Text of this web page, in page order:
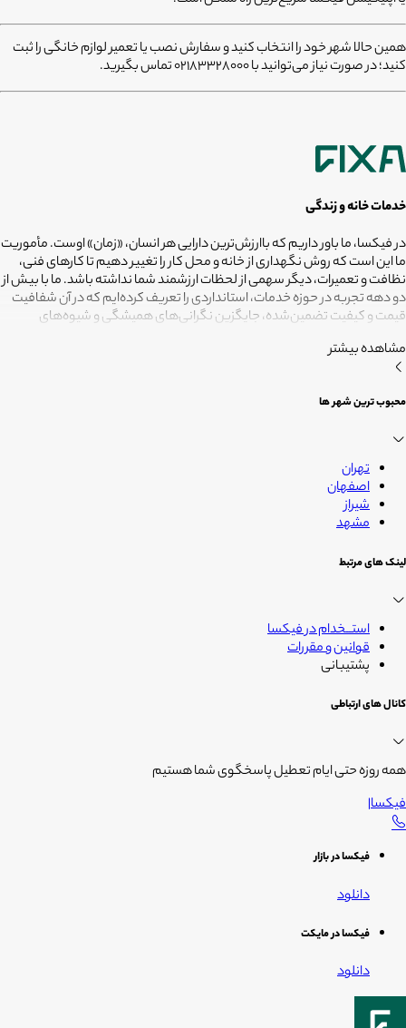
همین حالا شهر خود را انتخاب کنید و سفارش نصب یا تعمیر لوازم خانگی را ثبت
کنید؛ در صورت نیاز می‌توانید با 02183328000 تماس بگیرید.
خدمات خانه و زندگی
در فیکسا، ما باور داریم که باارزش‌ترین دارایی هر انسان، «زمان» اوست. مأموریت
ما این است که روش نگهداری از خانه و محل کار را تغییر دهیم تا کارهای فنی،
نظافت و تعمیرات، دیگر سهمی از لحظات ارزشمند شما نداشته باشد. ما با بیش از
دو دهه تجربه در حوزه خدمات، استانداردی را تعریف کرده‌ایم که در آن شفافیت
قیمت و کیفیت تضمین‌شده، جایگزین نگرانی‌های همیشگی و شیوه‌های
متخصصانی بسپاریم که از فیلترهای سخت‌گیرانه رد شده‌اند تا نتیجه نهایی،
دقیقاً همان فضای امن و بی‌دغدغه‌ای باشد که همیشه برای آرامش خود
آنکه شما فرصت بیشتری برای زندگی کردن داشته باشید؛ فیکسا، زمانی برای
مشاهده بیشتر
محبوب ترین شهر ها
تهران
اصفهان
شیراز
مشهد
لینک های مرتبط
استــخدام در فیکسا
قوانین و مقررات
پشتیبانی
کانال های ارتباطی
همه روزه حتی ایام تعطیل پاسخگوی شما هستیم
فیکسا|
فیکسا در بازار
دانلود
فیکسا در مایکت
دانلود